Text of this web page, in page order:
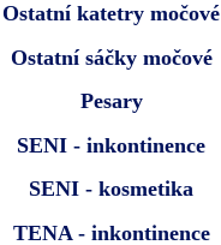
Ostatní katetry močové
Ostatní sáčky močové
Pesary
SENI - inkontinence
SENI - kosmetika
TENA - inkontinence